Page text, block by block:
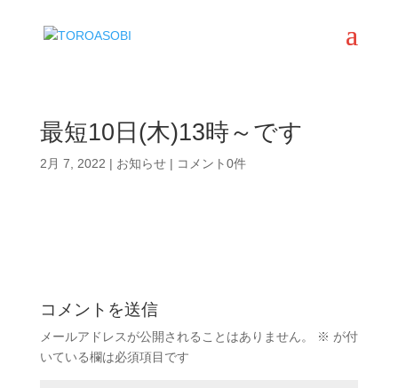
最短10日(木)13時～です
2月 7, 2022 | お知らせ| コメント0件
コメントを送信
メールアドレスが公開されることはありません。 ※ が付
いている欄は必須項目です